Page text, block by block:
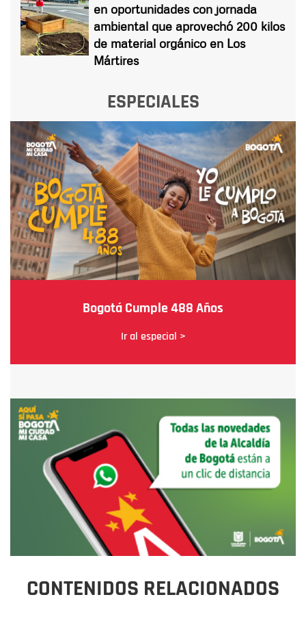
en oportunidades con jornada
ambiental que aprovechó 200 kilos
de material orgánico en Los
Mártires
ESPECIALES
Bogotá Cumple 488 Años
Ir al especial >
CONTENIDOS RELACIONADOS